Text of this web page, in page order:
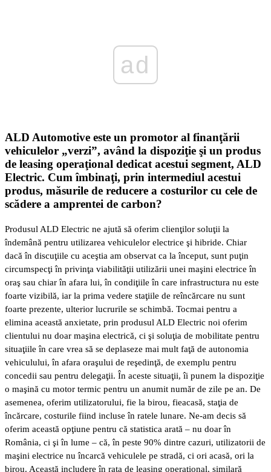
ad
ALD Automotive este un promotor al finanţării
vehiculelor „verzi”, având la dispoziţie şi un produs
de leasing operaţional dedicat acestui segment, ALD
Electric. Cum îmbinaţi, prin intermediul acestui
produs, măsurile de reducere a costurilor cu cele de
scădere a amprentei de carbon?
Produsul ALD Electric ne ajută să oferim clienţilor soluţii la
îndemână pentru utilizarea vehiculelor electrice şi hibride. Chiar
dacă în discuţiile cu aceştia am observat ca la început, sunt puţin
circumspecţi în privinţa viabilităţii utilizării unei maşini electrice în
oraş sau chiar în afara lui, în condiţiile în care infrastructura nu este
foarte vizibilă, iar la prima vedere staţiile de reîncărcare nu sunt
foarte prezente, ulterior lucrurile se schimbă. Tocmai pentru a
elimina această anxietate, prin produsul ALD Electric noi oferim
clientului nu doar maşina electrică, ci şi soluţia de mobilitate pentru
situaţiile în care vrea să se deplaseze mai mult faţă de autonomia
vehiculului, în afara oraşului de reşedinţă, de exemplu pentru
concedii sau pentru delegaţii. În aceste situaţii, îi punem la dispoziţie
o maşină cu motor termic pentru un anumit număr de zile pe an. De
asemenea, oferim utilizatorului, fie la birou, fieacasă, staţia de
încărcare, costurile fiind incluse în ratele lunare. Ne-am decis să
oferim această opţiune pentru că statistica arată – nu doar în
România, ci şi în lume – că, în peste 90% dintre cazuri, utilizatorii de
maşini electrice nu încarcă vehiculele pe stradă, ci ori acasă, ori la
birou. Această includere în rata de leasing operaţional, similară